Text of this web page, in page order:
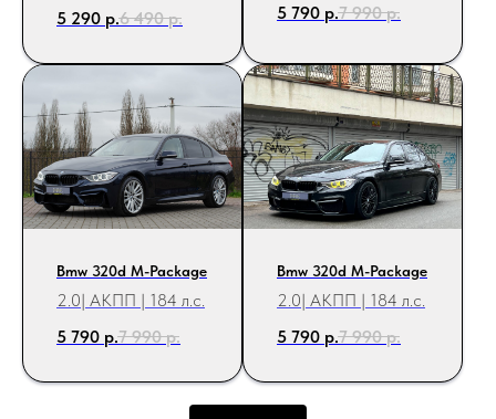
5 290 р.6 490 р.
5 790 р.7 990 р.
Bmw 320d М-Package
2.0| АКПП | 184 л.с.
5 790 р.7 990 р.
Bmw 320d М-Package
2.0| АКПП | 184 л.с.
5 790 р.7 990 р.